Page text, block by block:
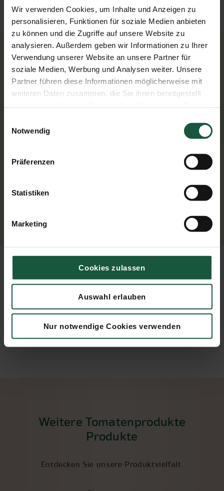
Wir verwenden Cookies, um Inhalte und Anzeigen zu
personalisieren, Funktionen für soziale Medien anbieten
zu können und die Zugriffe auf unsere Website zu
analysieren. Außerdem geben wir Informationen zu Ihrer
Verwendung unserer Website an unsere Partner für
soziale Medien, Werbung und Analysen weiter. Unsere
Partner führen diese Informationen möglicherweise mit
weiteren Daten zusammen, die Sie ihnen bereitgestellt
Cookies, wenn Sie unsere Webseite weiterhin nutzen.
Notwendig
Präferenzen
Statistiken
Marketing
Cookies zulassen
Auswahl erlauben
Nur notwendige Cookies verwenden
Naturwaren
Herstellung
Schalen und Kernteile zu entfernen. Anschließend
wird die Masse auf einen Trockensubstanzgehalt von
wird bei ca. 90 °C pasteurisiert und in die Tuben
Tipps zur Zubereitung
Das Tomatenmark eignet sich hervorragend für
mediterrane Gerichte oder als Basis für feine
Tomatensaucen.
Weitere Tomatenprodukte
Produkte
Entdecken Sie unsere Produktvielfalt.